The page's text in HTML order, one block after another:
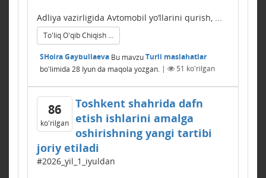
Adliya vazirligida Avtomobil yo‘llarini qurish, ...
To'liq O'qib Chiqish ...
SHoira Gaybullaeva Bu mavzuTurli maslahatlar
bo'limida 28 Iyunda maqola yozgan. | 51 ko'rilgan
86
ko'rilgan
Toshkent shahrida dafn
etish ishlarini amalga
oshirishning yangi tartibi
joriy etiladi
#2026_yil_1_iyuldan